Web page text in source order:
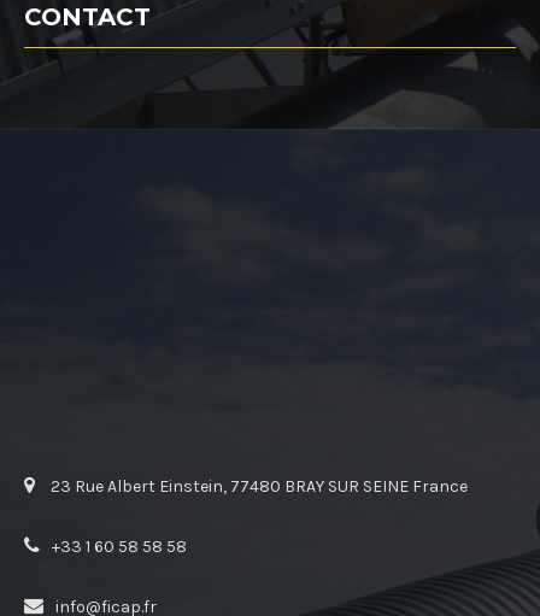
CONTACT
23 Rue Albert Einstein, 77480 BRAY SUR SEINE France
+33 1 60 58 58 58
info@ficap.fr